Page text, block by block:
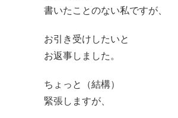
書いたことのない私ですが、
お引き受けしたいと
お返事しました。
ちょっと（結構）
緊張しますが、